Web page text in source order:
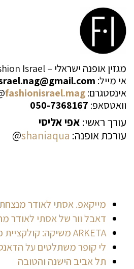
מגזין אופנה ישראלי – Fashion Israel
אי מייל:
אינסטגרם:fashionisrael.mag
וואטסאפ: 050-7368167
עורך ראשי: אפי אליסי
עורכת אופנה: shaniaqua
@
מייקאפ. אסתי לאודר מנצחת
דאבל וור של אסתי לאודר
ARKETA משיקה: קולקציית פורים 2026
לי קופר משתלטים על
תל אביב הישנה והטובה